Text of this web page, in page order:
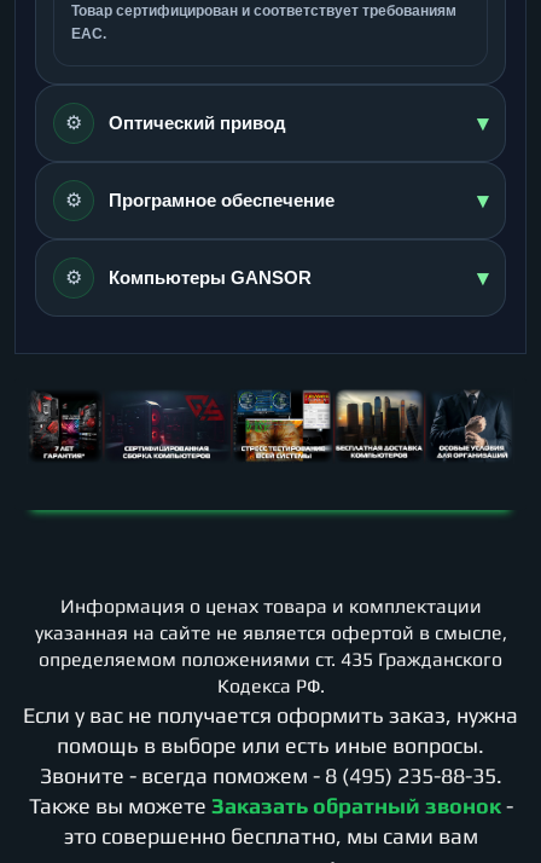
Товар сертифицирован и соответствует требованиям
ЕАС.
⚙️ Оптический привод ▾
⚙️ Програмное обеспечение ▾
⚙️ Компьютеры GANSOR ▾
Информация о ценах товара и комплектации
указанная на сайте не является офертой в смысле,
определяемом положениями ст. 435 Гражданского
Кодекса РФ.
Если у вас не получается оформить заказ, нужна
помощь в выборе или есть иные вопросы.
Звоните - всегда поможем - 8 (495) 235-88-35.
Также вы можете Заказать обратный звонок -
это совершенно бесплатно, мы сами вам